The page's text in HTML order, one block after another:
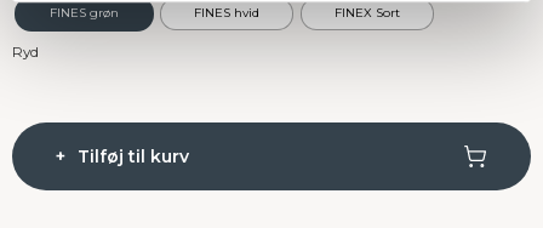
FINES grøn FINES hvid FINEX Sort
Ryd
Tilføj til kurv